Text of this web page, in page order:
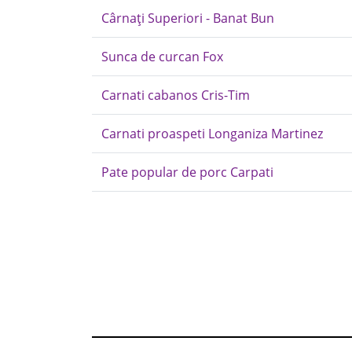
Cârnați Superiori - Banat Bun
Sunca de curcan Fox
Carnati cabanos Cris-Tim
Carnati proaspeti Longaniza Martinez
Pate popular de porc Carpati